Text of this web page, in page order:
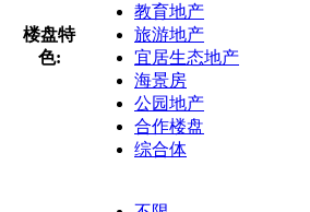
楼盘特
色:
教育地产
旅游地产
宜居生态地产
海景房
公园地产
合作楼盘
综合体